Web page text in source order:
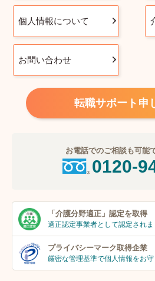
個人情報について
お問い合わせ
転職サポート申
お電話でのご相談も可能
0120-
「介護分野適正」 認定を取得
適正認定事業者として認定されま
プライバシーマーク取得企業
厳密な管理基準で個人情報をお守